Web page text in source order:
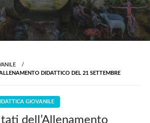
DIDATTICO DEL 21 SETTEMBRE
GIOVANILE
dell’Allenamento